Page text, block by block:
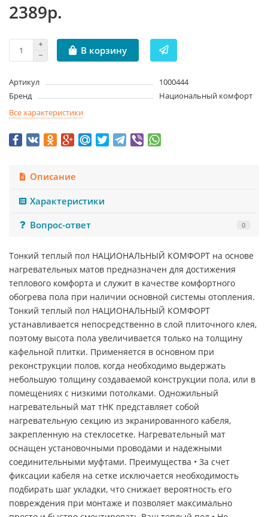
2389р.
В корзину
Артикул
1000444
Бренд
Национальный комфорт
Все характеристики
Описание
Характеристики
Вопрос-ответ
0
Тонкий теплый пол НАЦИОНАЛЬНЫЙ КОМФОРТ на основе
нагревательных матов предназначен для достижения
теплового комфорта и служит в качестве комфортного
обогрева пола при наличии основной системы отопления.
Тонкий теплый пол НАЦИОНАЛЬНЫЙ КОМФОРТ
устанавливается непосредственно в слой плиточного клея,
поэтому высота пола увеличивается только на толщину
кафельной плитки. Применяется в основном при
реконструкции полов, когда необходимо выдержать
небольшую толщину создаваемой конструкции пола, или в
помещениях с низкими потолками. Одножильный
нагревательный мат тНК представляет собой
нагревательную секцию из экранированного кабеля,
закрепленную на стеклосетке. Нагревательный мат
оснащен установочными проводами и надежными
соединительными муфтами. Преимущества • За счет
фиксации кабеля на сетке исключается необходимость
подбирать шаг укладки, что снижает вероятность его
повреждения при монтаже и позволяет максимально